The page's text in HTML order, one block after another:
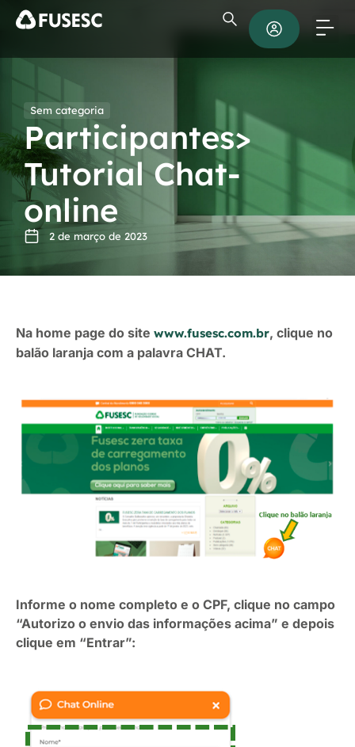
Sem categoria
Participantes>
Tutorial Chat-
online
2 de março de 2023
Na home page do site www.fusesc.com.br, clique no
balão laranja com a palavra CHAT.
Informe o nome completo e o CPF, clique no campo
“Autorizo o envio das informações acima” e depois
clique em “Entrar”: